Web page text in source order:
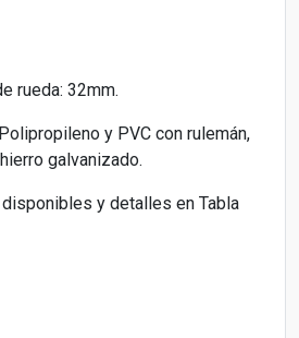
rueda: 32mm.
y PVC con rulemán,
galvanizado.
y detalles en Tabla